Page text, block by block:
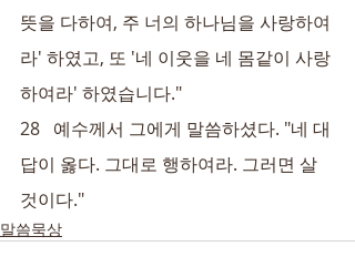
뜻을 다하여, 주 너의 하나님을 사랑하여
라' 하였고, 또 '네 이웃을 네 몸같이 사랑
하여라' 하였습니다."
28   예수께서 그에게 말씀하셨다. "네 대
답이 옳다. 그대로 행하여라. 그러면 살
것이다."
말씀묵상